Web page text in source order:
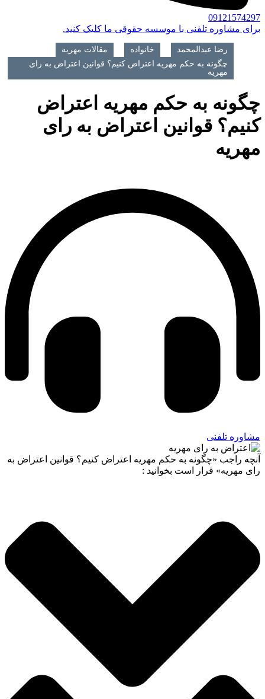
09121574297
برای مشاوره تلفنی با موسسه حقوقی ما کلیک کنید.
رضا عبدالمحمد خانواده مقالات مهریه
چگونه به حکم مهریه اعتراض کنیم؟ قوانین اعتراض به رای
مهریه
چگونه به حکم مهریه اعتراض
کنیم؟ قوانین اعتراض به رای
مهریه
مشاوره تلفنی
آنچه راجب «چگونه به حکم مهریه اعتراض کنیم؟ قوانین اعتراض به
رای مهریه» قرار است بخوانید :